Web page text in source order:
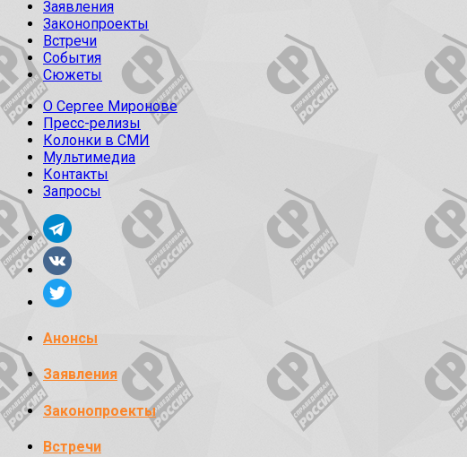
Заявления
Законопроекты
Встречи
События
Сюжеты
О Сергее Миронове
Пресс-релизы
Колонки в СМИ
Мультимедиа
Контакты
Запросы
Анонсы
Заявления
Законопроекты
Встречи